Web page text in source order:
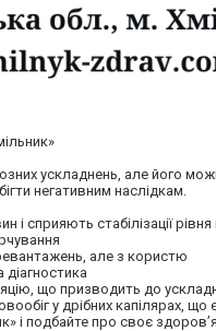
ускладнень, але його
негативним наслідкам.
сприяють стабілізації рівня
але з користю
що призводить до
у дрібних капілярах,
і подбайте про своє